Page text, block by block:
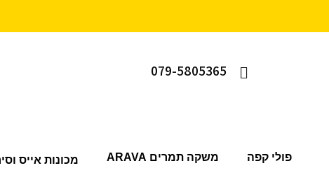
079-5805365
פולי קפה משקה תמרים ARAVA מכונות אייס